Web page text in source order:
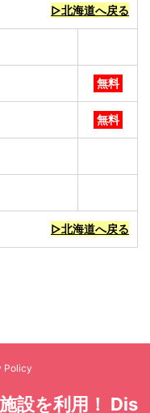
▷北海道へ戻る
無料
無料
▷北海道へ戻る
Policy
設を利用！ Dis